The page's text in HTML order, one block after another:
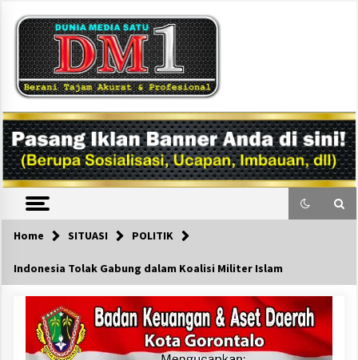
content
DM1
Home SITUASI POLITIK
Indonesia Tolak Gabung dalam Koalisi Militer Islam